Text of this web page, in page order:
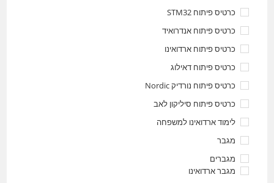
כרטיס פיתוח STM32
כרטיס פיתוח אנדרואיד
כרטיס פיתוח ארדואינו
כרטיס פיתוח דאילוג
כרטיס פיתוח נורדיק Nordic
כרטיס פיתוח סיליקון לאב
לימוד ארדואינו למשפחה
מגבר
מגברים
מגבר ארדואינו